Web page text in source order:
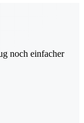
noch einfacher